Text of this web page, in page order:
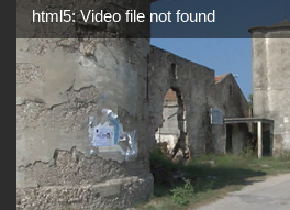
html5: Video file not found